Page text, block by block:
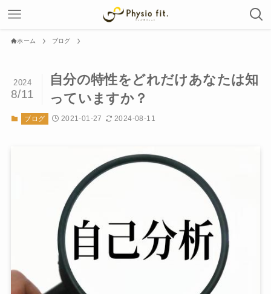
ホーム ブログ
自分の特性をどれだけあなたは知
っていますか？
2024
8/11
ブログ 2021-01-27 2024-08-11